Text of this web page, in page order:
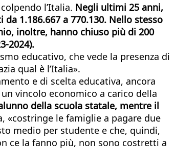
l’Italia. Negli ultimi 25 anni,
1.186.667 a 770.130. Nello stesso
inoltre, hanno chiuso più di 200
2024).
educativo, che vede la presenza di
qual è l’Italia».
e di scelta educativa, ancora
vincolo economico a carico della
della scuola statale, mentre il
«costringe le famiglie a pagare due
medio per studente e che, quindi,
ce la fanno più, non sono costretti a